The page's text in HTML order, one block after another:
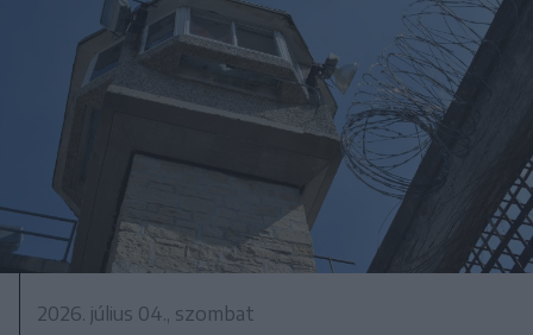
2026. július 04., szombat